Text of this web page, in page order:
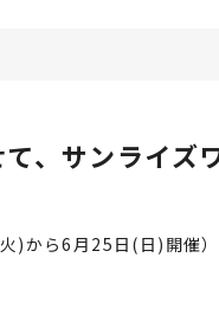
、サンライズ
)から6月25日(日)開催